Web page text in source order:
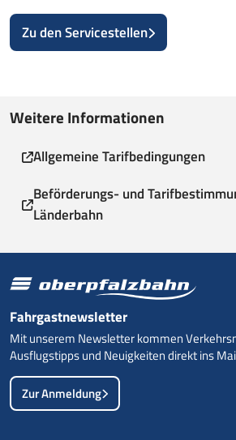
Zu den Servicestellen
Weitere Informationen
Allgemeine Tarifbedingungen
Beförderungs- und
Länderbahn
Fahrgastnewsletter
Mit unserem Newsletter kommen
Ausflugstipps und Neuigkeiten direkt ins
Zur Anmeldung